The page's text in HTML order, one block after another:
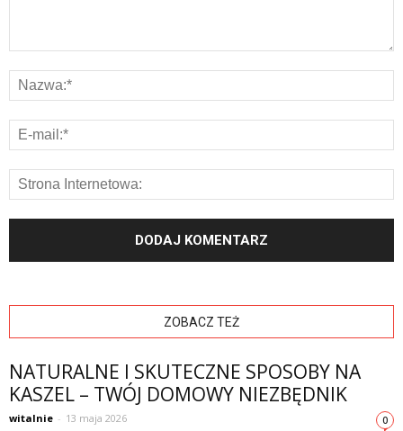
ZOBACZ TEŻ
NATURALNE I SKUTECZNE SPOSOBY NA
KASZEL – TWÓJ DOMOWY NIEZBĘDNIK
witalnie - 13 maja 2026 0